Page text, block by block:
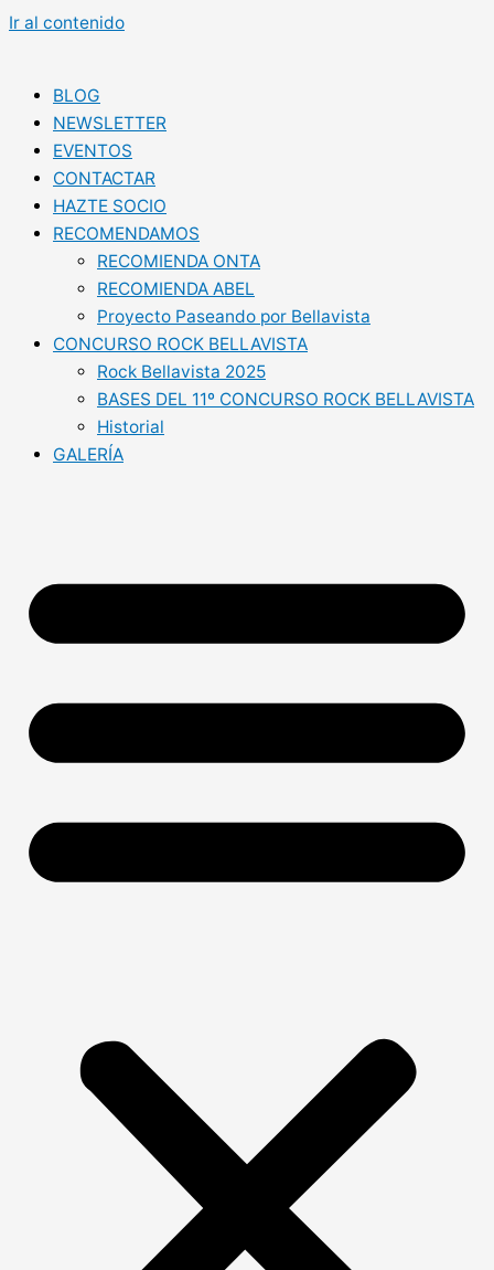
Ir al contenido
BLOG
NEWSLETTER
EVENTOS
CONTACTAR
HAZTE SOCIO
RECOMENDAMOS
RECOMIENDA ONTA
RECOMIENDA ABEL
Proyecto Paseando por Bellavista
CONCURSO ROCK BELLAVISTA
Rock Bellavista 2025
BASES DEL 11º CONCURSO ROCK BELLAVISTA
Historial
GALERÍA